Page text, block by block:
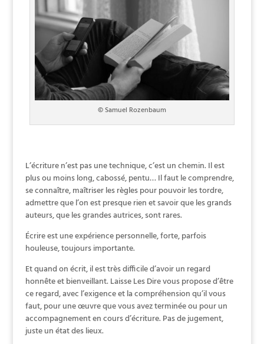
© Samuel Rozenbaum
L’écriture n’est pas une technique, c’est un chemin. Il est
plus ou moins long, cabossé, pentu… Il faut le comprendre,
se connaître, maîtriser les règles pour pouvoir les tordre,
admettre que l’on est presque rien et savoir que les grands
auteurs, que les grandes autrices, sont rares.
Écrire est une expérience personnelle, forte, parfois
houleuse, toujours importante.
Et quand on écrit, il est très difficile d’avoir un regard
honnête et bienveillant. Laisse Les Dire vous propose d’être
ce regard, avec l’exigence et la compréhension qu’il vous
faut, pour une œuvre que vous avez terminée ou pour un
accompagnement en cours d’écriture. Pas de jugement,
juste un état des lieux.